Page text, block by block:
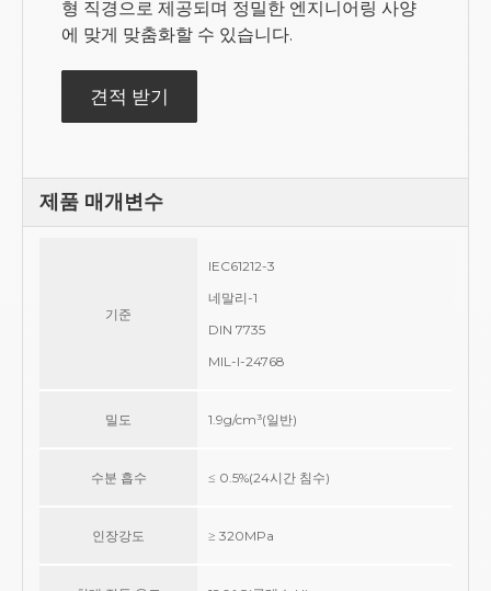
형 직경으로 제공되며 정밀한 엔지니어링 사양
에 맞게 맞춤화할 수 있습니다.
견적 받기
제품 매개변수
기준
IEC61212-3
네말리-1
DIN 7735
MIL-I-24768
밀도 1.9g/cm³(일반)
수분 흡수 ≤ 0.5%(24시간 침수)
인장강도 ≥ 320MPa